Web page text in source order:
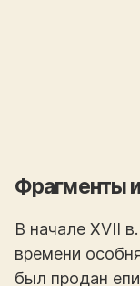
Фрагменты
В начале XVII
времени
был продан